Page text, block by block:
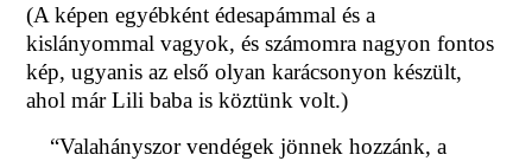
(A képen egyébként édesapámmal és a
kislányommal vagyok, és számomra nagyon fontos
kép, ugyanis az első olyan karácsonyon készült,
ahol már Lili baba is köztünk volt.)
“Valahányszor vendégek jönnek hozzánk, a